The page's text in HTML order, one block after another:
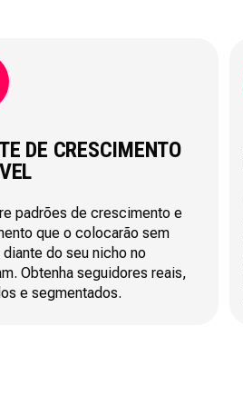
DE CRESCIMENTO
padrões de crescimento e
que o colocarão sem
do seu nicho no
Obtenha seguidores reais,
e segmentados.